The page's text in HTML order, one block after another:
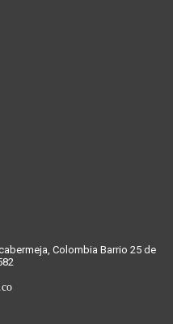
Colombia Barrio 25 de